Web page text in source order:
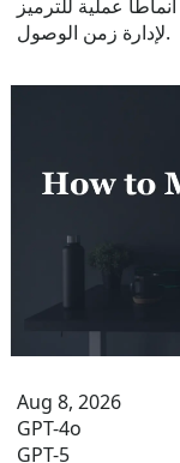
عملية للترميز
لإدارة زمن الوصول.
Aug 8, 2026
GPT-4o
GPT-5